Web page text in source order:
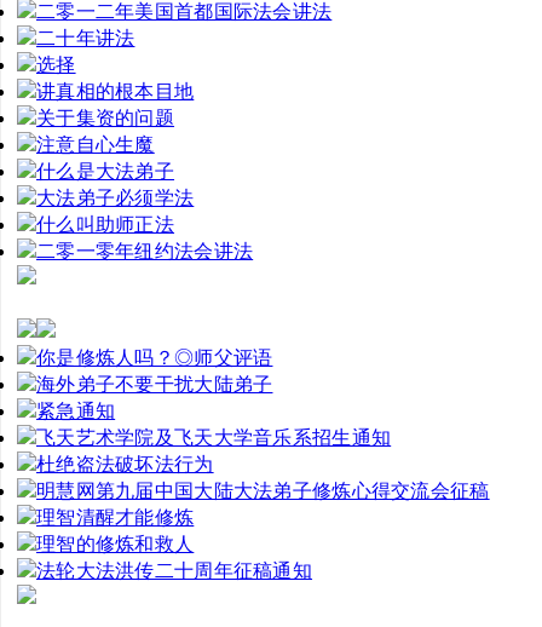
二零一二年美国首都国际法会讲法
二十年讲法
选择
讲真相的根本目地
关于集资的问题
注意自心生魔
什么是大法弟子
大法弟子必须学法
什么叫助师正法
二零一零年纽约法会讲法
你是修炼人吗？◎师父评语
海外弟子不要干扰大陆弟子
紧急通知
飞天艺术学院及飞天大学音乐系招生通知
杜绝盗法破坏法行为
明慧网第九届中国大陆大法弟子修炼心得交流会征稿
理智清醒才能修炼
理智的修炼和救人
法轮大法洪传二十周年征稿通知